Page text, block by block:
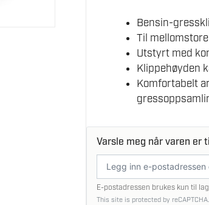
Bensin-
Til
Utstyrt med
Klippehøyden
Komfortabelt
Varsle meg når varen er
postadresse
E-postadressen brukes kun til
This site is protected by reCAPTCHA.